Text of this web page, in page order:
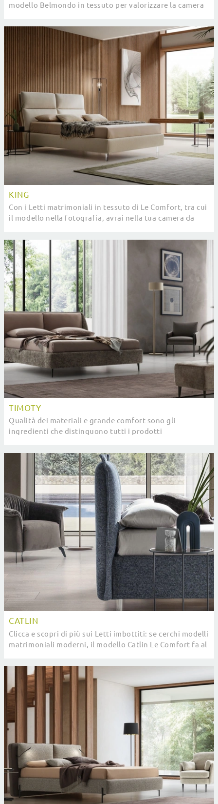
modello Belmondo in tessuto per valorizzare la camera
KING
Con i Letti matrimoniali in tessuto di Le Comfort, tra cui
il modello nella fotografia, avrai nella tua camera da
TIMOTY
Qualità dei materiali e grande comfort sono gli
ingredienti che distinguono tutti i prodotti
CATLIN
Clicca e scopri di più sui Letti imbottiti: se cerchi modelli
matrimoniali moderni, il modello Catlin Le Comfort fa al